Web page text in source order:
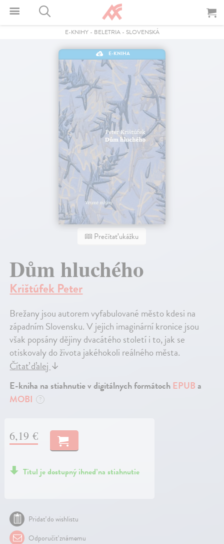
E-KNIHY- BELETRIA- SLOVENSKÁ
E-KNIHA
Prečítať ukážku
Dům hluchého
Krištúfek Peter
Brežany jsou autorem vyfabulované město kdesi na
západním Slovensku. V jejich imaginární kronice jsou
však popsány dějiny dvacátého století i to, jak se
otiskovaly do života jakéhokoli reálného města.
Čítať ďalej ↓
E-kniha na stiahnutie v digitálnych formátochEPUBa
MOBI
?
6,19 €
Titul je dostupný ihneď na stiahnutie
Pridať do wishlistu
Odporučiť známemu